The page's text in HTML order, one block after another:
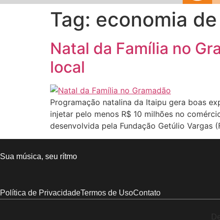
Tag: economia de
Natal da Família no
local
Programação natalina da Itaipu gera boas
injetar pelo menos R$ 10 milhões no
desenvolvida pela Fundação Getúlio Vargas
Sua música, seu rítmo
Política de PrivacidadeTermos de UsoContato